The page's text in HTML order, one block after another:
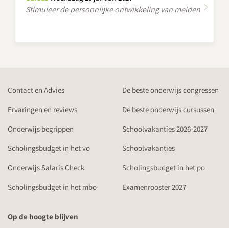
Stimuleer de persoonlijke ontwikkeling van meiden
Contact en Advies
De beste onderwijs congressen
Ervaringen en reviews
De beste onderwijs cursussen
Onderwijs begrippen
Schoolvakanties 2026-2027
Scholingsbudget in het vo
Schoolvakanties
Onderwijs Salaris Check
Scholingsbudget in het po
Scholingsbudget in het mbo
Examenrooster 2027
Op de hoogte blijven